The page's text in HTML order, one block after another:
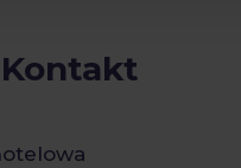
Kontakt